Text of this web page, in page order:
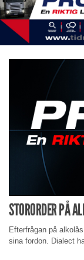
STORORDER PÅ
Efterfrågan på
sina fordon. Dialect